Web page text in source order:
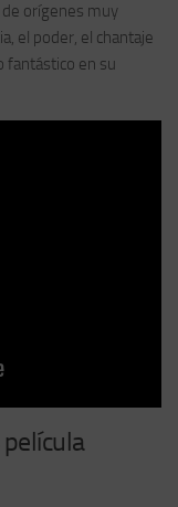
de orígenes muy
el poder, el chantaje
fantástico en su